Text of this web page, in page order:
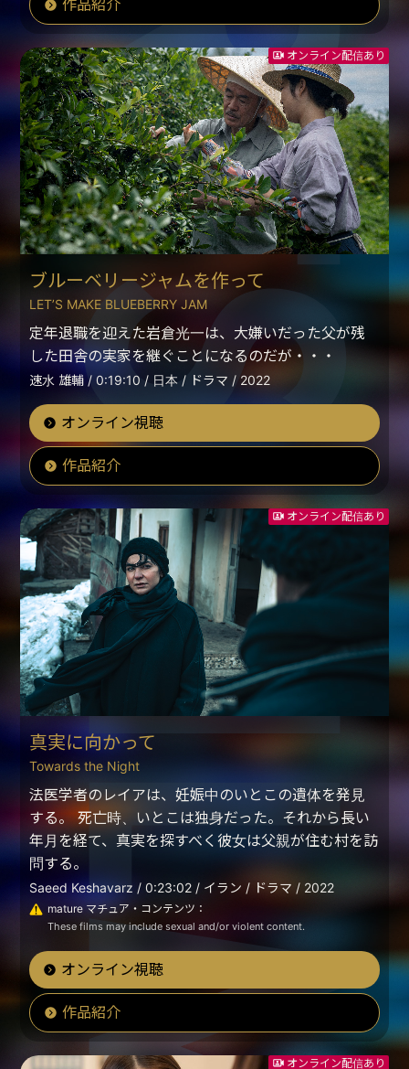
作品紹介
オンライン配信あり
ブルーベリージャムを作って
LET’S MAKE BLUEBERRY JAM
定年退職を迎えた岩倉光一は、大嫌いだった父が残
した田舎の実家を継ぐことになるのだが・・・
速水 雄輔 / 0:19:10 / 日本 / ドラマ / 2022
オンライン視聴
作品紹介
オンライン配信あり
真実に向かって
Towards the Night
法医学者のレイアは、妊娠中のいとこの遺体を発見
する。 死亡時、いとこは独身だった。それから長い
年月を経て、真実を探すべく彼女は父親が住む村を訪
問する。
Saeed Keshavarz / 0:23:02 / イラン / ドラマ / 2022
mature マチュア・コンテンツ：
These films may include sexual and/or violent content.
オンライン視聴
作品紹介
オンライン配信あり